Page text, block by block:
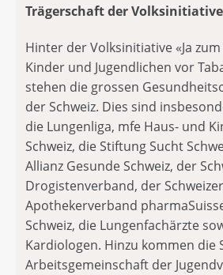
Trägerschaft der Volksinitiative
Hinter der Volksinitiative «Ja
Kinder und Jugendlichen vor
stehen die grossen
der Schweiz. Dies sind
die Lungenliga, mfe Haus- und
Schweiz, die Stiftung Sucht
Allianz Gesunde Schweiz, der
Drogistenverband, der
Apothekerverband
Schweiz, die Lungenfachärzte
Kardiologen. Hinzu kommen die
Arbeitsgemeinschaft der